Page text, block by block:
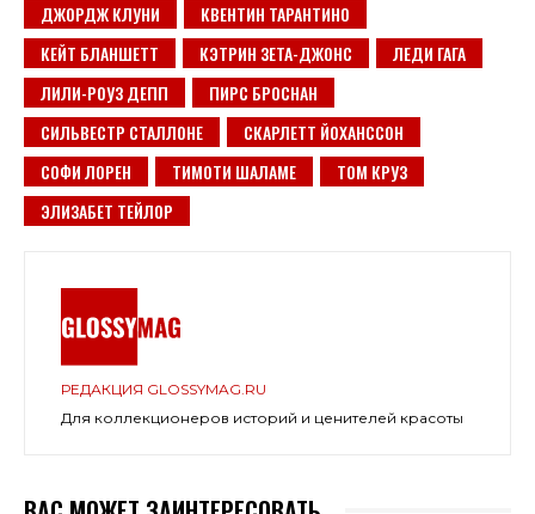
ДЖОРДЖ КЛУНИ
КВЕНТИН ТАРАНТИНО
КЕЙТ БЛАНШЕТТ
КЭТРИН ЗЕТА-ДЖОНС
ЛЕДИ ГАГА
ЛИЛИ-РОУЗ ДЕПП
ПИРС БРОСНАН
СИЛЬВЕСТР СТАЛЛОНЕ
СКАРЛЕТТ ЙОХАНССОН
СОФИ ЛОРЕН
ТИМОТИ ШАЛАМЕ
ТОМ КРУЗ
ЭЛИЗАБЕТ ТЕЙЛОР
РЕДАКЦИЯ GLOSSYMAG.RU
Для коллекционеров историй и ценителей красоты